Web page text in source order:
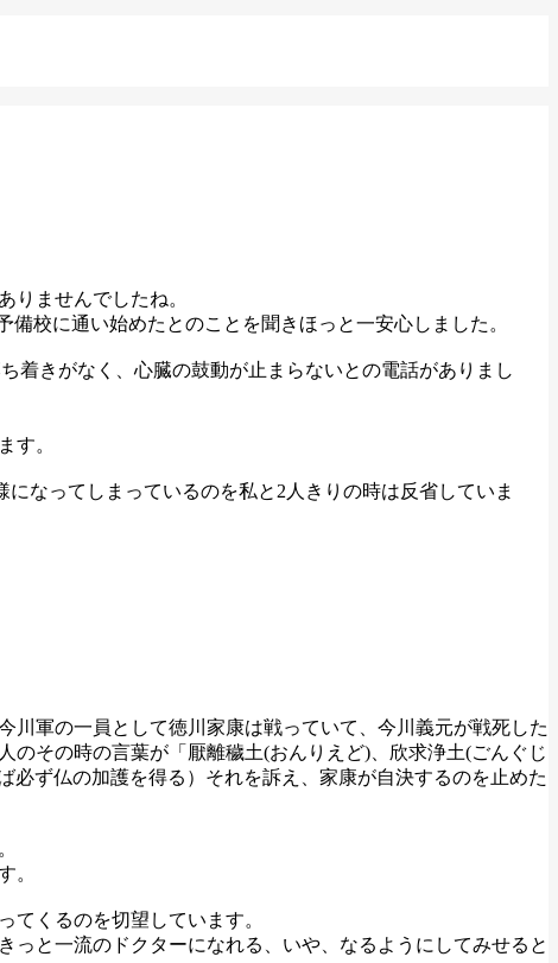
りませんでしたね。
校に通い始めたとのことを聞きほっと一安心しました。
着きがなく、心臓の鼓動が止まらないとの電話がありまし
す。
なってしまっているのを私と2人きりの時は反省していま
軍の一員として徳川家康は戦っていて、今川義元が戦死した
その時の言葉が「厭離穢土(おんりえど)、欣求浄土(ごんぐじ
ず仏の加護を得る）それを訴え、家康が自決するのを止めた
。
くるのを切望しています。
と一流のドクターになれる、いや、なるようにしてみせると